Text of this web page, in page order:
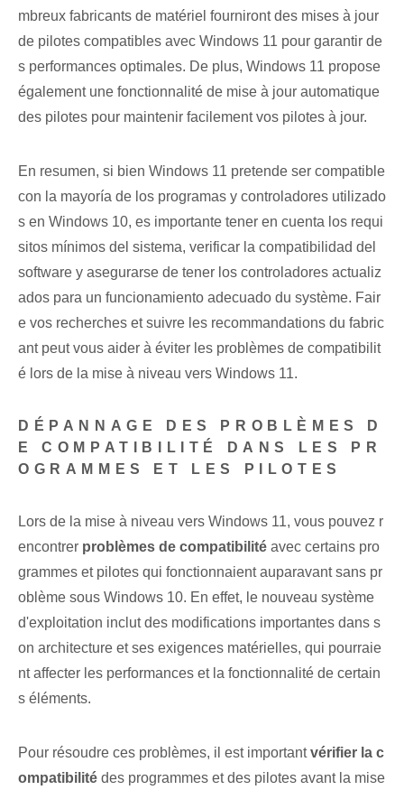
mbreux fabricants de matériel fourniront des mises à jour
de pilotes compatibles avec Windows 11 pour garantir de
s performances optimales. De plus, Windows 11 propose
également une fonctionnalité de mise à jour automatique
des pilotes pour maintenir facilement vos pilotes à jour.
En resumen, si bien Windows 11 pretende ser compatible
con la mayoría de los programas y controladores utilizado
s en Windows 10, es importante tener en cuenta los requi
sitos mínimos del sistema, verificar la compatibilidad del
software y asegurarse de tener los controladores actualiz
ados para un funcionamiento adecuado du système. Fair
e vos recherches et suivre les recommandations du fabric
ant peut vous aider à éviter les problèmes de compatibilit
é lors de la mise à niveau vers Windows 11.
DÉPANNAGE DES PROBLÈMES D
E COMPATIBILITÉ DANS LES PR
OGRAMMES ET LES PILOTES
Lors de la mise à niveau vers Windows 11, vous pouvez r
encontrer problèmes de compatibilité avec certains pro
grammes et pilotes qui fonctionnaient auparavant sans pr
oblème sous Windows 10. En effet, le nouveau système
d'exploitation inclut des modifications importantes dans s
on architecture et ses exigences matérielles, qui pourraie
nt affecter les performances et la fonctionnalité de certain
s éléments.
Pour résoudre ces problèmes, il est importantvérifier la c
ompatibilité des programmes et des pilotes avant la mise